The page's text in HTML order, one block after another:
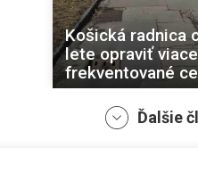
Košická radnica
lete opraviť
frekventované
Ďalšie